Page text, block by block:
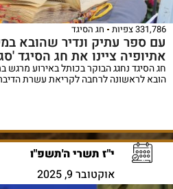
331,786 צפיות חג הסיגד
עם ספר עתיק ונדיר שהובא
אתיופיה ציינו את חג הסיגד
חג הסיגד נחגג הבוקר בכותל באירוע
הובא לראשונה לרחבה לקריאת עשרת
י"ז תשרי ה'תשפ"ו
אוקטובר 9, 2025